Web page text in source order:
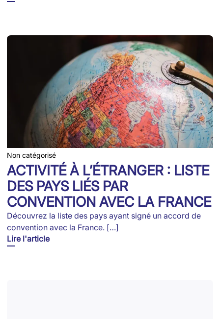
Non catégorisé
ACTIVITÉ À L’ÉTRANGER : LISTE
DES PAYS LIÉS PAR
CONVENTION AVEC LA FRANCE
Découvrez la liste des pays ayant signé un accord de
convention avec la France. […]
Lire l'article